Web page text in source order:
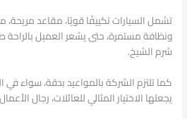
تشمل السيارات تكييفًا قويًا، مقاعد
ونظافة مستمرة، حتى يشعر العميل بالراحة
شرم الشيخ.
كما تلتزم الشركة بالمواعيد بدقة، سواء
يجعلها الاختيار المثالي للعائلات، رجال